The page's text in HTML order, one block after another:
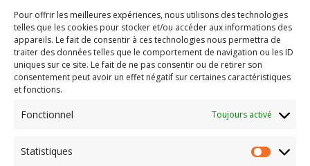
Pour offrir les meilleures expériences, nous utilisons des technologies
telles que les cookies pour stocker et/ou accéder aux informations des
appareils. Le fait de consentir à ces technologies nous permettra de
traiter des données telles que le comportement de navigation ou les ID
uniques sur ce site. Le fait de ne pas consentir ou de retirer son
consentement peut avoir un effet négatif sur certaines caractéristiques
et fonctions.
Fonctionnel Toujours activé
Statistiques
Heure
octobre 7 (mercredi)6:00ap-midi-8:00ap-midi